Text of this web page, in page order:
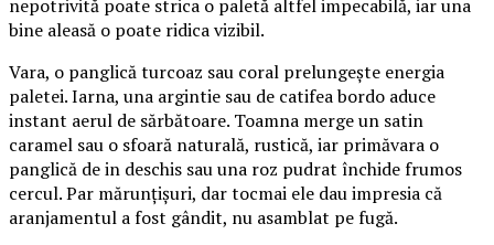
nepotrivită poate strica o paletă altfel impecabilă, iar una
bine aleasă o poate ridica vizibil.
Vara, o panglică turcoaz sau coral prelungește energia
paletei. Iarna, una argintie sau de catifea bordo aduce
instant aerul de sărbătoare. Toamna merge un satin
caramel sau o sfoară naturală, rustică, iar primăvara o
panglică de in deschis sau una roz pudrat închide frumos
cercul. Par mărunțișuri, dar tocmai ele dau impresia că
aranjamentul a fost gândit, nu asamblat pe fugă.